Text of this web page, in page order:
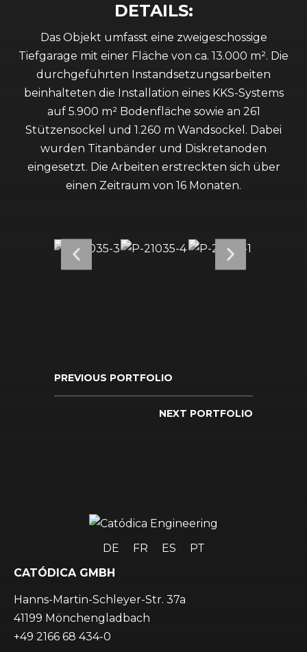
DETAILS:
Das Objekt umfasst eine zweigeschossige
Tiefgarage mit einer Fläche von ca. 13.000 m². Die
durchgeführten Instandsetzungsarbeiten
beinhalteten die Installation eines KKS-Systems
auf 5.900 m² Bodenfläche sowie an 261
Stützensockel und 1.260 m Wandsockel. Dabei
wurden Titanbänder und Diskretanoden
eingesetzt. Die Arbeiten erstreckten sich über
einen Zeitraum von 16 Monaten.
PREVIOUS PORTFOLIO
NEXT PORTFOLIO
DE FR ES
PT
CATÓDICA GMBH
Hanns-Martin-Schleyer-Str. 37a
41199 Mönchengladbach
+49 2166 68 434-0